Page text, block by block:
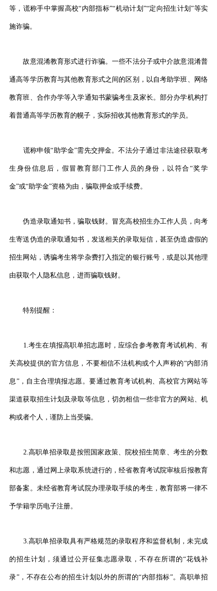
等，谎称手中掌握高校“内部指标”“机动计划”“定向招生计划”等实
施诈骗。
故意混淆教育形式进行诈骗。一些不法分子或中介故意混淆普
通高等学历教育与其他教育形式之间的区别，以自考助学班、网络
教育班、合作办学等入学通知书蒙骗考生及家长。部分办学机构打
着普通高等学历教育的幌子，实际招收其他教育形式的学员。
谎称申领“助学金”需先交押金。不法分子通过非法途径获取考
生身份信息后，假冒教育部门工作人员的身份，以符合“奖学
金”或“助学金”资格为由，骗取押金或手续费。
伪造录取通知书，骗取钱财。冒充高校招生办工作人员，向考
生寄送伪造的录取通知书，发送相关的录取短信，甚至伪造虚假的
招生网站，诱骗考生将学杂费打入指定的银行账号，或是以其他理
由获取个人隐私信息，进而骗取钱财。
特别提醒：
1.考生在填报高职单招志愿时，应综合参考教育考试机构、有
关高校提供的官方信息，不要相信不法机构或个人声称的“内部消
息”，自主合理填报志愿。要通过教育考试机构、高校官方网站等
渠道获取招生计划及录取等信息，切勿相信一些非官方的网站、机
构或者个人，谨防上当受骗。
2.高职单招录取是按照国家政策、院校招生简章、考生的分数
和志愿，通过网上录取系统进行的，经省教育考试院审核后报教育
部备案。未经省教育考试院办理录取手续的考生，教育部将一律不
予学籍学历电子注册。
3.高职单招录取具有严格规范的录取程序和监督机制，未完成
的招生计划，须通过公开征集志愿录取，不存在所谓的“花钱补
录”，不存在公布的招生计划以外的所谓的“内部指标”。高职单招